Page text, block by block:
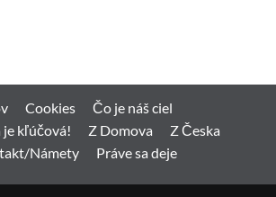
Cookies
Čo je náš ciel
je kľúčová!
Z Domova
Z Česka
Námety
Práve sa deje